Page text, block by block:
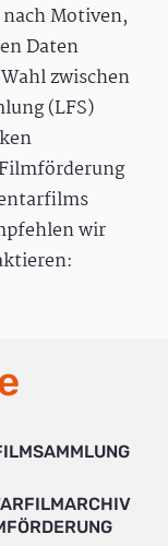
Motiven,
Daten
zwischen
(LFS)
wir